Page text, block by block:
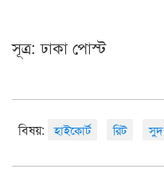
সূত্র: ঢাকা পোস্ট
বিষয়: হাইকোর্ট রিট সুদ